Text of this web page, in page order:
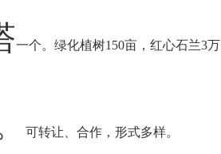
一个。绿化植树150亩，红心石兰3万
可转让、合作，形式多样。